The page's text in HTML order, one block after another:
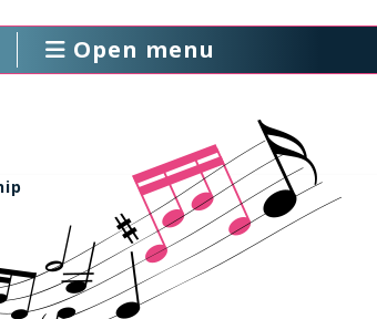
Open menu